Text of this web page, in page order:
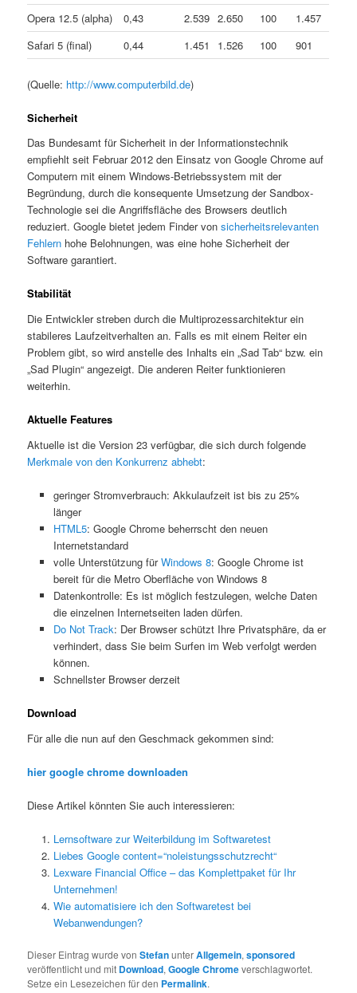
Opera 12.5 (alpha) 0,43 2.539 2.650 100
1.457
Safari 5 (final)
0,44 1.451 1.526 100 901
(Quelle: http://www.computerbild.de)
Sicherheit
Das Bundesamt für Sicherheit in der Informationstechnik
empfiehlt seit Februar 2012 den Einsatz von Google Chrome auf
Computern mit einem Windows-Betriebssystem mit der
Begründung, durch die konsequente Umsetzung der Sandbox-
Technologie sei die Angriffsfläche des Browsers deutlich
reduziert. Google bietet jedem Finder vonsicherheitsrelevanten
Fehlern hohe Belohnungen, was eine hohe Sicherheit der
Software garantiert.
Stabilität
Die Entwickler streben durch die Multiprozessarchitektur ein
stabileres Laufzeitverhalten an. Falls es mit einem Reiter ein
Problem gibt, so wird anstelle des Inhalts ein „Sad Tab“ bzw. ein
„Sad Plugin“ angezeigt. Die anderen Reiter funktionieren
weiterhin.
Aktuelle Features
Aktuelle ist die Version 23 verfügbar, die sich durch folgende
Merkmale von den Konkurrenz abhebt:
geringer Stromverbrauch: Akkulaufzeit ist bis zu 25%
länger
HTML5: Google Chrome beherrscht den neuen
Internetstandard
volle Unterstützung fürWindows 8: Google Chrome ist
bereit für die Metro Oberfläche von Windows 8
Datenkontrolle: Es ist möglich festzulegen, welche Daten
die einzelnen Internetseiten laden dürfen.
Do Not Track: Der Browser schützt Ihre Privatsphäre, da er
verhindert, dass Sie beim Surfen im Web verfolgt werden
können.
Schnellster Browser derzeit
Download
Für alle die nun auf den Geschmack gekommen sind:
hier google chrome downloaden
Diese Artikel könnten Sie auch interessieren:
Lernsoftware zur Weiterbildung im Softwaretest
Liebes Google content=“noleistungsschutzrecht“
Lexware Financial Office – das Komplettpaket für Ihr
Unternehmen!
Wie automatisiere ich den Softwaretest bei
Webanwendungen?
Dieser Eintrag wurde vonStefanunterAllgemein,sponsored
veröffentlicht und mit Download,Google Chromeverschlagwortet.
Setze ein Lesezeichen für den Permalink.